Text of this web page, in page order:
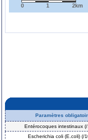
0 1 2km
Paramètres
Entérocoques intestinaux
Escherichia coli (E.coli) (/